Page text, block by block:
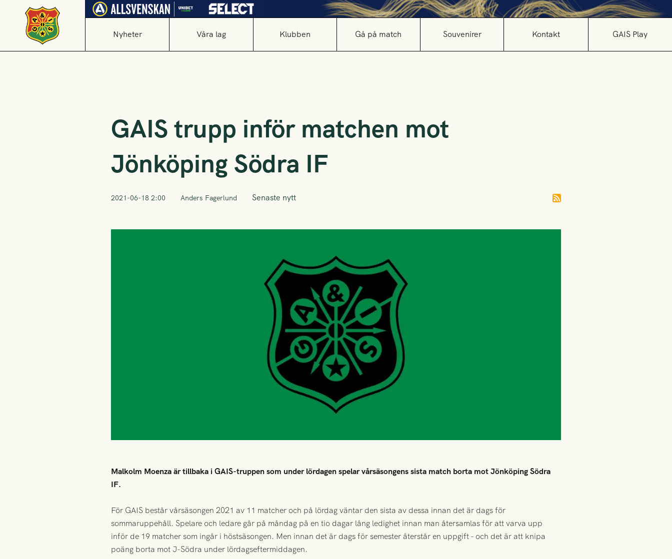
Nyheter Våra lag Klubben Gå på match Souvenirer Kontakt GAIS Play
GAIS trupp inför matchen mot
Jönköping Södra IF
2021-06-18 2:00 Anders Fagerlund Senaste nytt
Malkolm Moenza är tillbaka i GAIS-truppen som under lördagen spelar vårsäsongens sista match borta mot Jönköping Södra
IF.
För GAIS består vårsäsongen 2021 av 11 matcher och på lördag väntar den sista av dessa innan det är dags för
sommaruppehåll. Spelare och ledare går på måndag på en tio dagar lång ledighet innan man återsamlas för att varva upp
inför de 19 matcher som ingår i höstsäsongen. Men innan det är dags för semester återstår en uppgift - och det är att knipa
poäng borta mot J-Södra under lördagseftermiddagen.